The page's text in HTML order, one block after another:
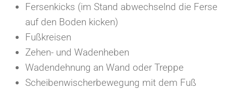
Fersenkicks (im Stand abwechselnd die Ferse
auf den Boden kicken)⁠
Fußkreisen⁠
Zehen- und Wadenheben ⁠
Wadendehnung an Wand oder Treppe⁠
Scheibenwischerbewegung mit dem Fuß⁠